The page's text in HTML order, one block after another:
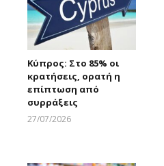
Κύπρος: Στο 85% οι
κρατήσεις, ορατή η
επίπτωση από
συρράξεις
27/07/2026